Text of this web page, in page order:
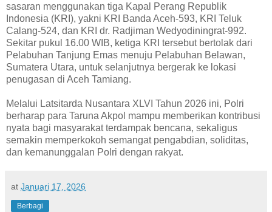
sasaran menggunakan tiga Kapal Perang Republik
Indonesia (KRI), yakni KRI Banda Aceh-593, KRI Teluk
Calang-524, dan KRI dr. Radjiman Wedyodiningrat-992.
Sekitar pukul 16.00 WIB, ketiga KRI tersebut bertolak dari
Pelabuhan Tanjung Emas menuju Pelabuhan Belawan,
Sumatera Utara, untuk selanjutnya bergerak ke lokasi
penugasan di Aceh Tamiang.
Melalui Latsitarda Nusantara XLVI Tahun 2026 ini, Polri
berharap para Taruna Akpol mampu memberikan kontribusi
nyata bagi masyarakat terdampak bencana, sekaligus
semakin memperkokoh semangat pengabdian, soliditas,
dan kemanunggalan Polri dengan rakyat.
at Januari 17, 2026
Berbagi